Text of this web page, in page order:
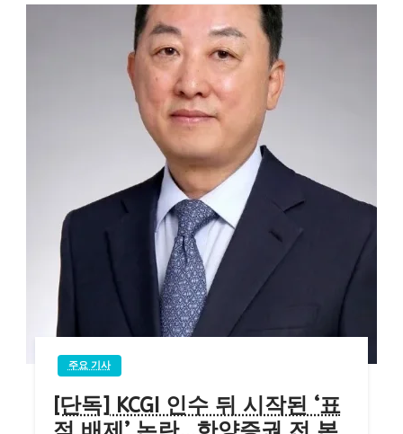
주요 기사
[단독] KCGI 인수 뒤 시작된 ‘표